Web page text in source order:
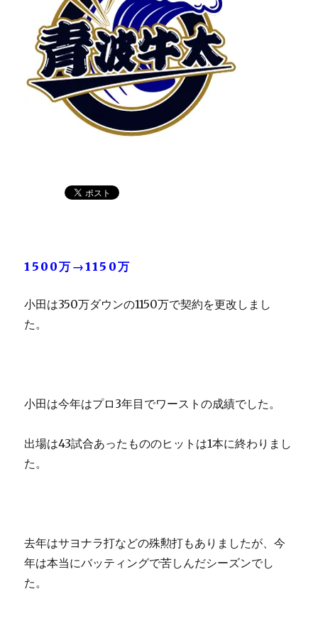
1500万→1150万
小田は350万ダウンの1150万で契約を更改しまし
た。
小田は今年はプロ3年目でワーストの成績でした。
出場は43試合あったもののヒットは1本に終わりまし
た。
去年はサヨナラ打などの殊勲打もありましたが、今
年は本当にバッティングで苦しんだシーズンでし
た。